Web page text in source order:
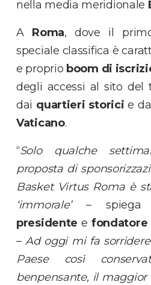
nella media meridionale
A Roma, dove il
speciale classifica è
e proprio boom di
degli accessi al sito del
dai quartieri storici e
Vaticano.
“Solo qualche
proposta di
Basket Virtus Roma è
‘immorale’– spiega
presidente e fondatore
–Ad oggi mi fa
Paese così
benpensante, il maggior